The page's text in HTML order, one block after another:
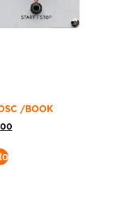
/BOOK